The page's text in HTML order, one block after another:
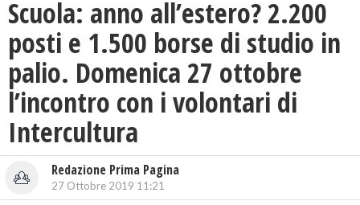
Scuola: anno all’estero? 2.200
posti e 1.500 borse di studio in
palio. Domenica 27 ottobre
l’incontro con i volontari di
Intercultura
Redazione Prima Pagina
27 Ottobre 2019 11:21